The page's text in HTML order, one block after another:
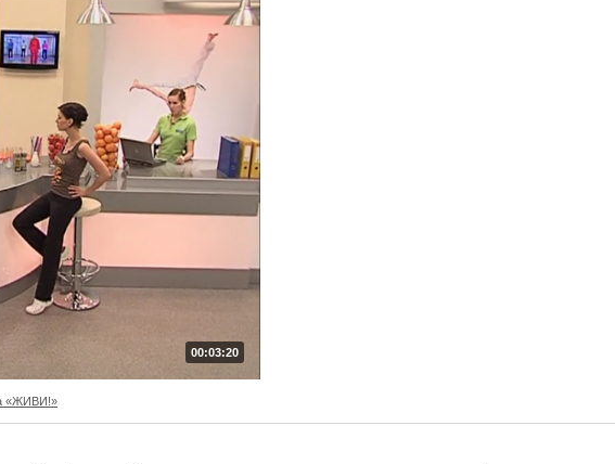
00:03:20
«ЖИВИ!»